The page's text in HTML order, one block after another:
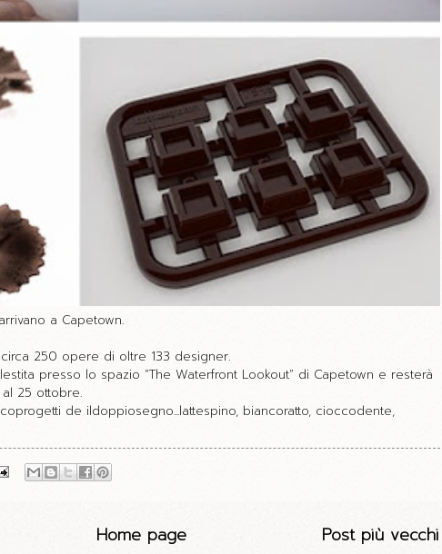
a Capetown.
250 opere di oltre 133 designer.
presso lo spazio “The Waterfront Lookout” di Capetown e resterà
25 ottobre.
de ildoppiosegno...lattespino, biancoratto, cioccodente,
Post più vecchi
Home page